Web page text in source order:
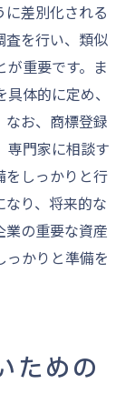
差別化される
査を行い、類似
重要です。ま
体的に定め、
なお、商標登録
専門家に相談す
をしっかりと行
なり、将来的な
業の重要な資産
っかりと準備を
ための